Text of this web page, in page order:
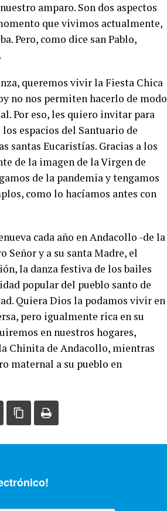
amparo. Son dos aspectos
que vivimos actualmente,
Pero, como dice san Pablo,
queremos vivir la Fiesta Chica
no nos permiten hacerlo de modo
Por eso, les quiero invitar para
espacios del Santuario de
santas Eucaristías. Gracias a los
de la imagen de la Virgen de
de la pandemia y tengamos
como lo hacíamos antes con
cada año en Andacollo -de la
Señor y a su santa Madre, el
la danza festiva de los bailes
popular del pueblo santo de
Quiera Dios la podamos vivir en
pero igualmente rica en su
en nuestros hogares,
Chinita de Andacollo, mientras
maternal a su pueblo en